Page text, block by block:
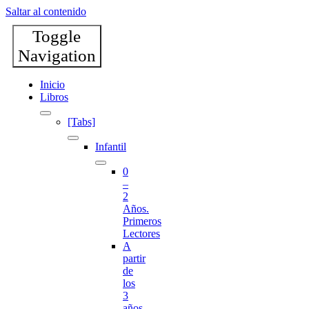
Saltar al contenido
Toggle
Navigation
Inicio
Libros
[Tabs]
Infantil
0
–
2
Años.
Primeros
Lectores
A
partir
de
los
3